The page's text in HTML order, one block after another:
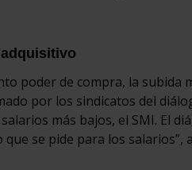
poder de compra, la subida
por los sindicatos del
más bajos, el SMI. El
se pide para los